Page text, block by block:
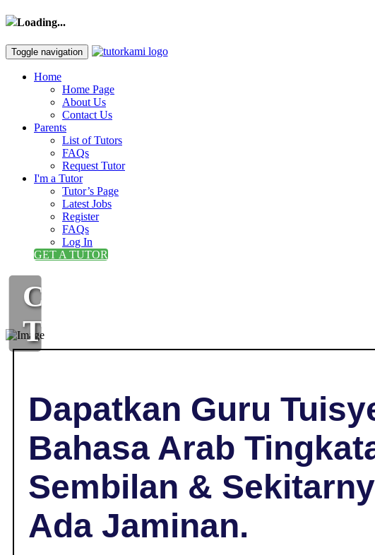
Loading...
Toggle navigation
Home
Home Page
About Us
Contact Us
Parents
List of Tutors
FAQs
Request Tutor
I'm a Tutor
Tutor’s Page
Latest Jobs
Register
FAQs
Log In
GET A TUTOR
CIKGU
TUISYEN
ARAB
DI
KOTA,
NEGERI
SEMBILAN
Dapatkan Guru
Bahasa Arab
Sembilan &
Ada Jaminan.